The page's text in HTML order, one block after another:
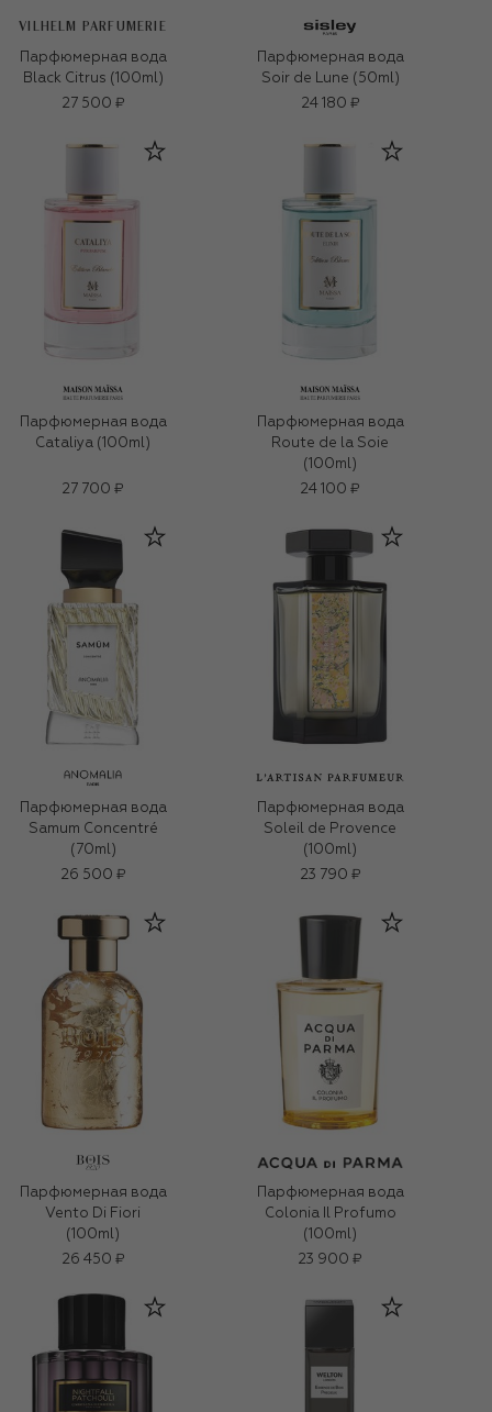
VILHELM PARFUMERIE
Парфюмерная вода
Black Citrus (100ml)
27 500 ₽
Парфюмерная вода
Soir de Lune (50ml)
24 180 ₽
Парфюмерная вода
Cataliya (100ml)
27 700 ₽
Парфюмерная вода
Route de la Soie
(100ml)
24 100 ₽
Парфюмерная вода
Samum Concentré
(70ml)
26 500 ₽
Парфюмерная вода
Soleil de Provence
(100ml)
23 790 ₽
Парфюмерная вода
Vento Di Fiori
(100ml)
26 450 ₽
Парфюмерная вода
Colonia Il Profumo
(100ml)
23 900 ₽